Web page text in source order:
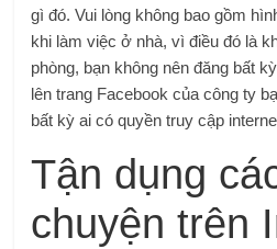
gì đó. Vui lòng không bao gồm
khi làm việc ở nhà, vì điều đó là
phòng, bạn không nên đăng bất
lên trang Facebook của công ty
bất kỳ ai có quyền truy cập
Tận dụng
chuyện trên